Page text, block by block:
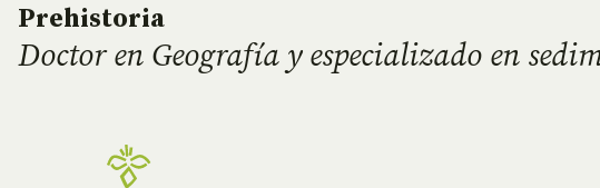
Prehistoria
Doctor en Geografía y especializado en